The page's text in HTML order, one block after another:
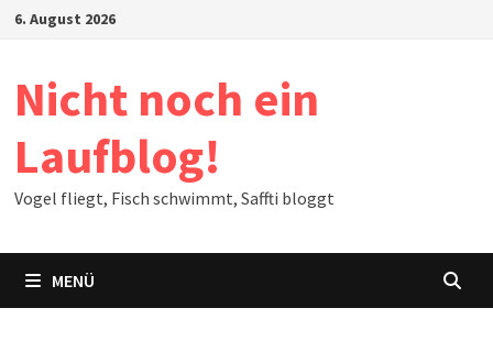
Zum6. August 2026
Nicht noch ein
Laufblog!
Vogel fliegt, Fisch schwimmt, Saffti bloggt
MENÜ